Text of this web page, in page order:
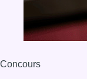
Concours